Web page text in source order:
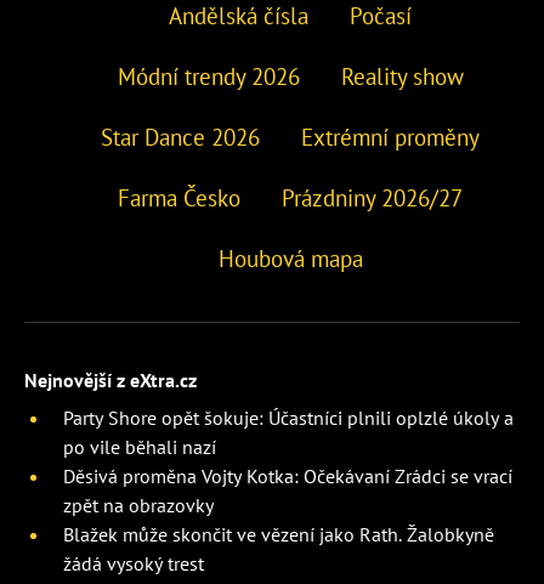
Andělská čísla Počasí
Módní trendy 2026 Reality show
Star Dance 2026 Extrémní proměny
Farma Česko Prázdniny 2026/27
Houbová mapa
Nejnovější z eXtra.cz
Party Shore opět šokuje: Účastníci plnili oplzlé úkoly a
po vile běhali nazí
Děsivá proměna Vojty Kotka: Očekávaní Zrádci se vrací
zpět na obrazovky
Blažek může skončit ve vězení jako Rath. Žalobkyně
žádá vysoký trest